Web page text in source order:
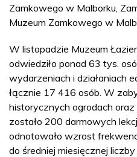
Zamkowego w Malborku,
Muzeum Zamkowego w
W listopadzie Muzeum
odwiedziło ponad 63 tys.
wydarzeniach i działaniach
łącznie 17 416 osób. W
historycznych ogrodach
zostało 200 darmowych
odnotowało wzrost
do średniej miesięcznej